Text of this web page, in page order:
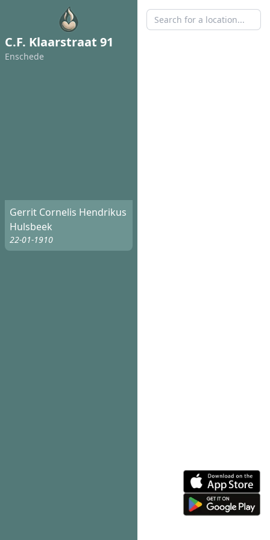
C.F. Klaarstraat 91
Enschede
Gerrit Cornelis Hendrikus
Hulsbeek
22-01-1910